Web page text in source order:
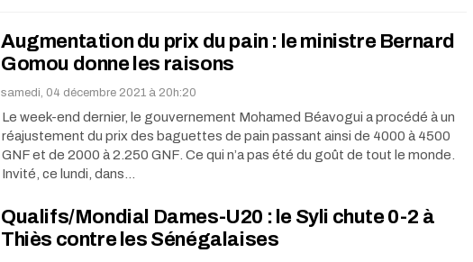
Augmentation du prix du pain : le ministre Bernard
Gomou donne les raisons
samedi, 04 décembre 2021 à 20h:20
Le week-end dernier, le gouvernement Mohamed Béavogui a procédé à un
réajustement du prix des baguettes de pain passant ainsi de 4000 à 4500
GNF et de 2000 à 2.250 GNF. Ce qui n’a pas été du goût de tout le monde.
Invité, ce lundi, dans…
Qualifs/Mondial Dames-U20 : le Syli chute 0-2 à
Thiès contre les Sénégalaises